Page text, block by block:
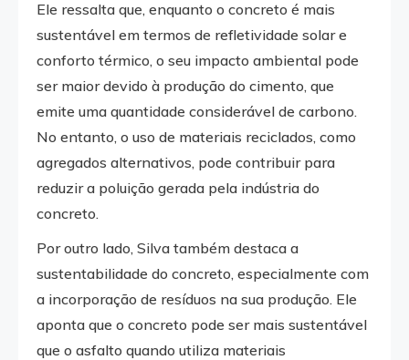
Ele ressalta que, enquanto o concreto é mais
sustentável em termos de refletividade solar e
conforto térmico, o seu impacto ambiental pode
ser maior devido à produção do cimento, que
emite uma quantidade considerável de carbono.
No entanto, o uso de materiais reciclados, como
agregados alternativos, pode contribuir para
reduzir a poluição gerada pela indústria do
concreto.
Por outro lado, Silva também destaca a
sustentabilidade do concreto, especialmente com
a incorporação de resíduos na sua produção. Ele
aponta que o concreto pode ser mais sustentável
que o asfalto quando utiliza materiais